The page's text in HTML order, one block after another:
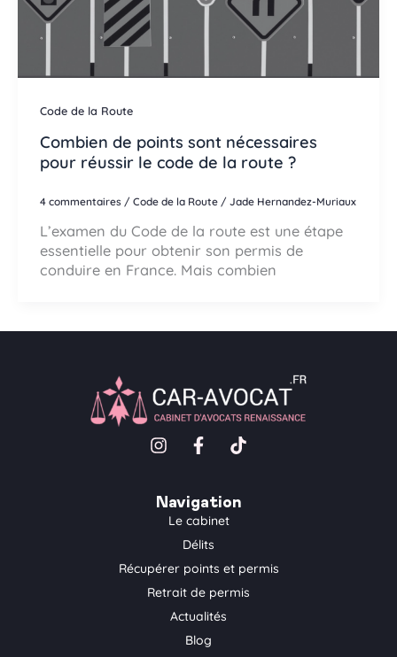
Code de la Route
Combien de points sont nécessaires
pour réussir le code de la route ?
4 commentaires / Code de la Route/ Jade Hernandez-Muriaux
L’examen du Code de la route est une étape
essentielle pour obtenir son permis de
conduire en France. Mais combien
I
t
a
a
m
F
a
e
b
o
o
k
-
f
T
i
t
o
Navigation
Le cabinet
Délits
Récupérer points et permis
Retrait de permis
Actualités
Blog